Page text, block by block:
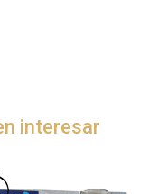
interesar